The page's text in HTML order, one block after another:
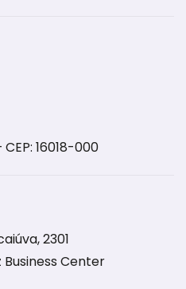
16018-000
2301
Business Center